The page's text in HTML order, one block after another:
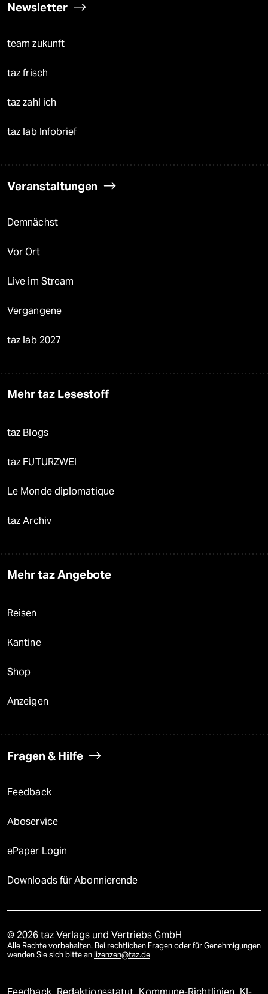
Newsletter
team zukunft
taz frisch
taz zahl ich
taz lab Infobrief
Veranstaltungen
Demnächst
Vor Ort
Live im Stream
Vergangene
taz lab 2027
Mehr taz Lesestoff
taz Blogs
taz FUTURZWEI
Le Monde diplomatique
taz Archiv
Mehr taz Angebote
Reisen
Kantine
Shop
Anzeigen
Fragen & Hilfe
Feedback
Aboservice
ePaper Login
Downloads für Abonnierende
© 2026 taz Verlags und Vertriebs GmbH
Alle Rechte vorbehalten. Bei rechtlichen Fragen oder für Genehmigungen
wenden Sie sich bitte an lizenzen@taz.de